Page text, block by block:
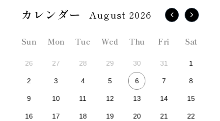
August 2026
Sun Mon Tue Wed Thu Fri Sat
26 27 28 29 30 31 1
2 3 4 5 6 7 8
9 10 11 12 13 14 15
16 17 18 19 20 21 22